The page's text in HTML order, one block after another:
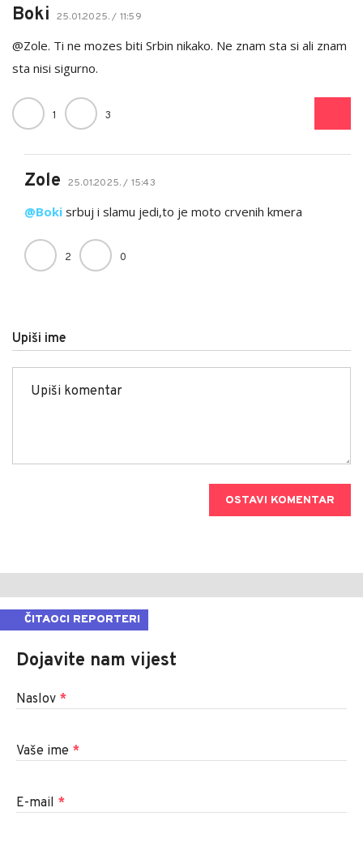
Boki 25.01.2025. / 11:59
@Zole. Ti ne mozes biti Srbin nikako. Ne znam sta si ali znam
sta nisi sigurno.
1 3
Zole 25.01.2025. / 15:43
@Boki srbuj i slamu jedi,to je moto crvenih kmera
2 0
Upiši ime
OSTAVI KOMENTAR
ČITAOCI REPORTERI
Dojavite nam vijest
Naslov *
Vaše ime *
E-mail *